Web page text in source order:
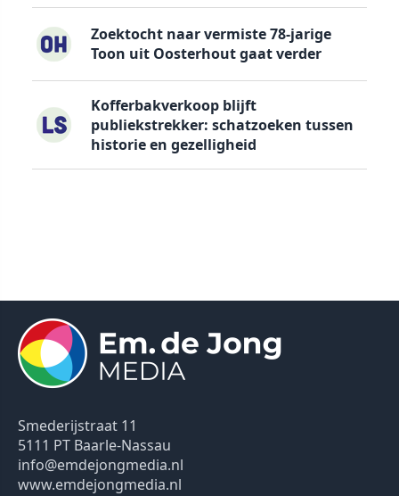
Zoektocht naar vermiste 78-jarige
Toon uit Oosterhout gaat verder
Kofferbakverkoop blijft
publiekstrekker: schatzoeken tussen
historie en gezelligheid
Smederijstraat 11
5111 PT Baarle-Nassau
info@emdejongmedia.nl
www.emdejongmedia.nl